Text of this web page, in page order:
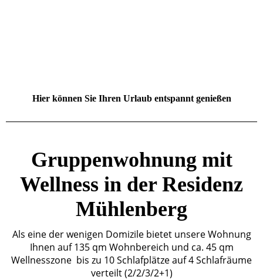
Hier können Sie Ihren Urlaub entspannt genießen
Gruppenwohnung mit
Wellness in der Residenz
Mühlenberg
Als eine der wenigen Domizile bietet unsere Wohnung
Ihnen auf 135 qm Wohnbereich und ca. 45 qm
Wellnesszone bis zu 10 Schlafplätze auf 4 Schlafräume
verteilt (2/2/3/2+1)